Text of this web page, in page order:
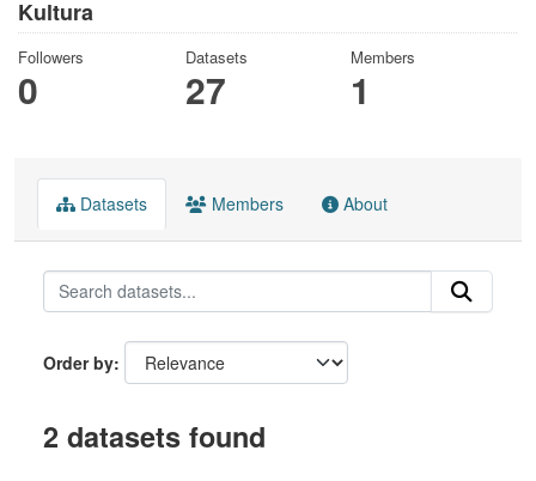
Kultura
Followers
0
Datasets
27
Members
1
Datasets Members About
Order by
2 datasets found